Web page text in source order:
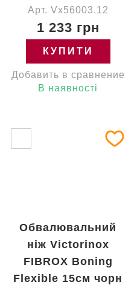
Арт. Vx56003.12
1 233 грн
КУПИТИ
Добавить в сравнение
В наявності
Обвалювальний
ніж Victorinox
FIBROX Boning
Flexible 15см чорн